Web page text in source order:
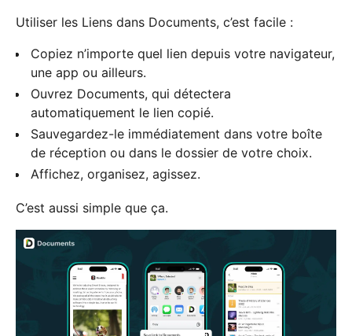
Utiliser les Liens dans Documents, c’est facile :
Copiez n’importe quel lien depuis votre navigateur,
une app ou ailleurs.
Ouvrez Documents, qui détectera
automatiquement le lien copié.
Sauvegardez-le immédiatement dans votre boîte
de réception ou dans le dossier de votre choix.
Affichez, organisez, agissez.
C’est aussi simple que ça.